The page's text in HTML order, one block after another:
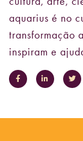
aquarius é no
transformação
inspiram e